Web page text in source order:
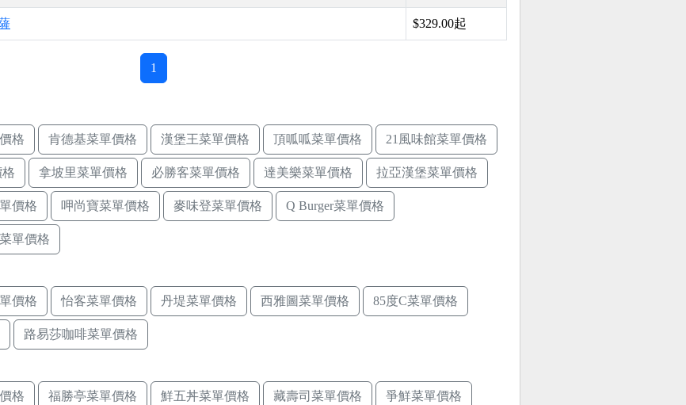
$329.00起
1
格 肯德基菜單價格 漢堡王菜單價格 頂呱呱菜單價格 21風味館菜單價格
拿坡里菜單價格 必勝客菜單價格 達美樂菜單價格 拉亞漢堡菜單價格
價格 呷尚寶菜單價格 麥味登菜單價格 Q Burger菜單價格
單價格
價格 怡客菜單價格 丹堤菜單價格 西雅圖菜單價格 85度C菜單價格
路易莎咖啡菜單價格
格 福勝亭菜單價格 鮮五丼菜單價格 藏壽司菜單價格 爭鮮菜單價格